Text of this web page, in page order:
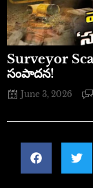
​Surveyor
సంపాదన!
June 3, 2026